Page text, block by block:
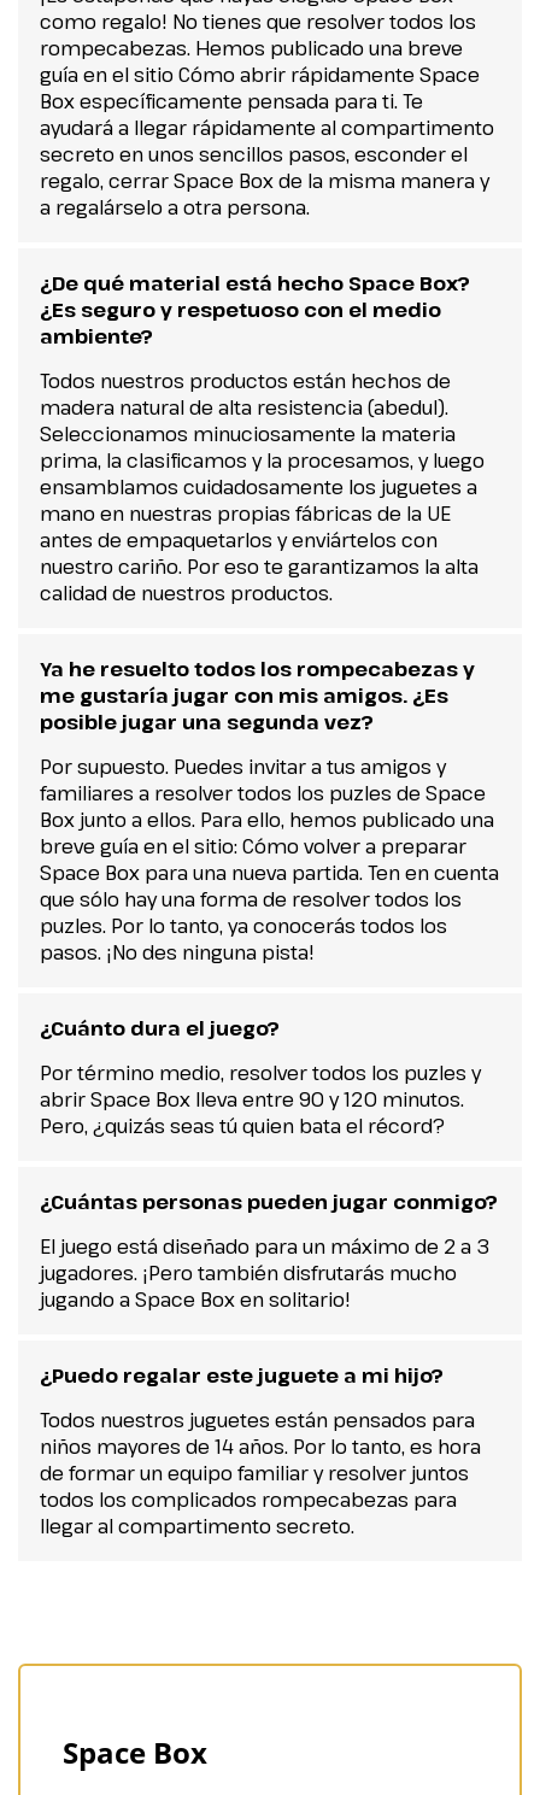
como regalo! No tienes que resolver todos los
rompecabezas. Hemos publicado una breve
guía en el sitio Cómo abrir rápidamente Space
Box específicamente pensada para ti. Te
ayudará a llegar rápidamente al compartimento
secreto en unos sencillos pasos, esconder el
regalo, cerrar Space Box de la misma manera y
a regalárselo a otra persona.
¿De qué material está hecho Space Box?
¿Es seguro y respetuoso con el medio
ambiente?
Todos nuestros productos están hechos de
madera natural de alta resistencia (abedul).
Seleccionamos minuciosamente la materia
prima, la clasificamos y la procesamos, y luego
ensamblamos cuidadosamente los juguetes a
mano en nuestras propias fábricas de la UE
antes de empaquetarlos y enviártelos con
nuestro cariño. Por eso te garantizamos la alta
calidad de nuestros productos.
Ya he resuelto todos los rompecabezas y
me gustaría jugar con mis amigos. ¿Es
posible jugar una segunda vez?
Por supuesto. Puedes invitar a tus amigos y
familiares a resolver todos los puzles de Space
Box junto a ellos. Para ello, hemos publicado una
breve guía en el sitio: Cómo volver a preparar
Space Box para una nueva partida. Ten en cuenta
que sólo hay una forma de resolver todos los
puzles. Por lo tanto, ya conocerás todos los
pasos. ¡No des ninguna pista!
¿Cuánto dura el juego?
Por término medio, resolver todos los puzles y
abrir Space Box lleva entre 90 y 120 minutos.
Pero, ¿quizás seas tú quien bata el récord?
¿Cuántas personas pueden jugar conmigo?
El juego está diseñado para un máximo de 2 a 3
jugadores. ¡Pero también disfrutarás mucho
jugando a Space Box en solitario!
¿Puedo regalar este juguete a mi hijo?
Todos nuestros juguetes están pensados para
niños mayores de 14 años. Por lo tanto, es hora
de formar un equipo familiar y resolver juntos
todos los complicados rompecabezas para
llegar al compartimento secreto.
Space Box